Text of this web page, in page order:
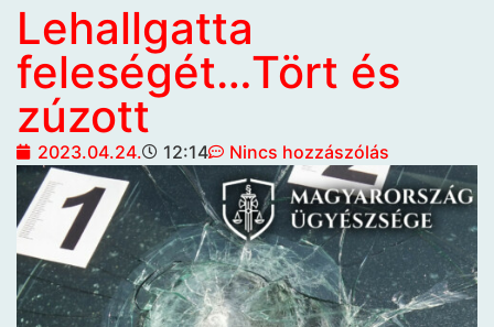
Lehallgatta
feleségét…Tört és
zúzott
2023.04.24. 12:14 Nincs hozzászólás